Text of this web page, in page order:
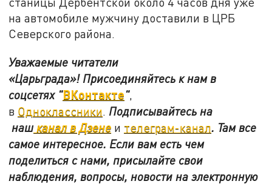
на автомобиле мужчину доставили в ЦРБ
Северского района.
Уважаемые читатели
«Царьграда»! Присоединяйтесь к нам в
соцсетях "ВКонтакте",
в Одноклассники. Подписывайтесь на
нашканал в Дзене и телеграм-канал. Там все
самое интересное. Если вам есть чем
поделиться с нами, присылайте свои
наблюдения, вопросы, новости на электронную